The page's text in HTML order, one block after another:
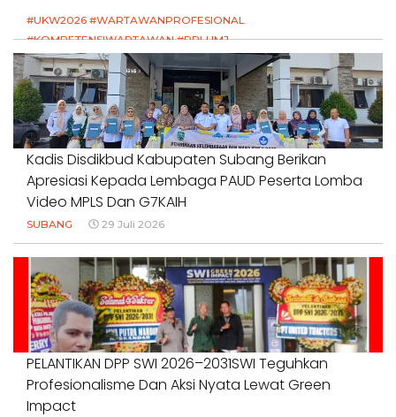
#UKW2026 #WARTAWANPROFESIONAL
#KOMPETENSIWARTAWAN #RPLUMJ
#PENDIDIKANWARTAWAN #SWINASIONAL #SWIJABAR
1 Agustus 2026
Kadis Disdikbud Kabupaten Subang Berikan
Apresiasi Kepada Lembaga PAUD Peserta Lomba
Video MPLS Dan G7KAIH
SUBANG 29 Juli 2026
PELANTIKAN DPP SWI 2026–2031SWI Teguhkan
Profesionalisme Dan Aksi Nyata Lewat Green
Impact